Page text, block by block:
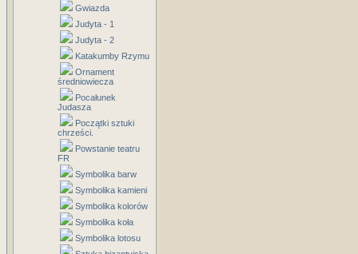
Gwiazda
Judyta - 1
Judyta - 2
Katakumby Rzymu
Ornament
średniowiecza
Pocałunek
Judasza
Początki sztuki
chrześci.
Powstanie teatru
FR
Symbolika barw
Symbolika kamieni
Symbolika kolorów
Symbolika koła
Symbolika lotosu